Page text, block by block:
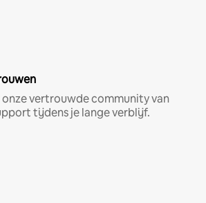
vertrouwde community van
tijdens je lange verblijf.